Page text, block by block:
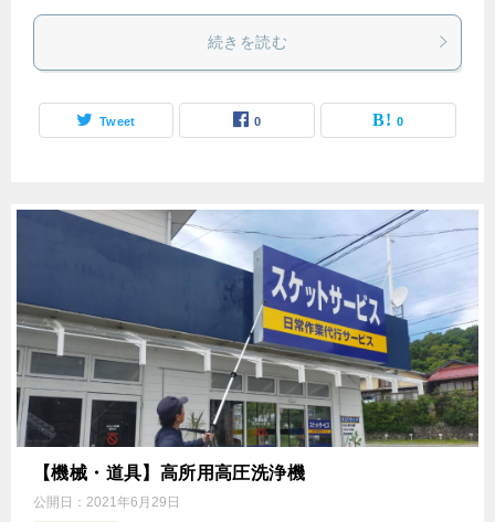
続きを読む
Tweet 0 0
【機械・道具】高所用高圧洗浄機
公開日： 2021年6月29日